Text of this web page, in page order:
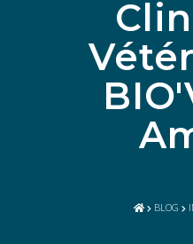
BLOG